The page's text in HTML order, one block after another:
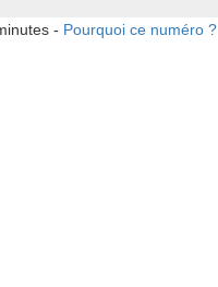
- Pourquoi ce numéro ?